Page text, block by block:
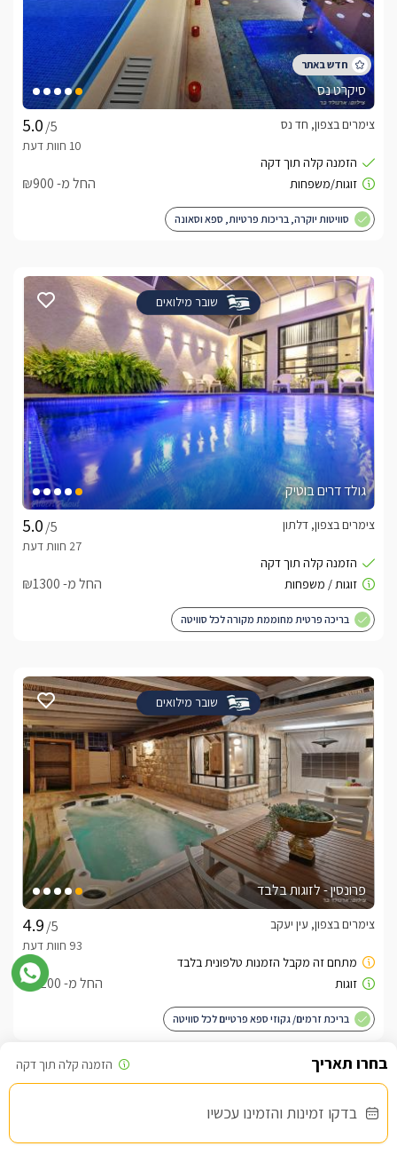
בדקו זמינות והזמינו עכשיו
סיקרט נס
/5
צימרים בצפון, חד נס
החל מ- ₪900
סוויטות יוקרה, בריכות פרטיות, ספא וסאונה
שובר מילואים
גולד דרים בוטיק
/5
צימרים בצפון, דלתון
החל מ- ₪1300
בריכה פרטית מחוממת מקורה לכל סוויטה
שובר מילואים
פרונסין - לזוגות בלבד
/5
צימרים בצפון, עין יעקב
החל מ- ₪1200
בריכת זרמים/ גקוזי ספא פרטיים לכל סוויטה